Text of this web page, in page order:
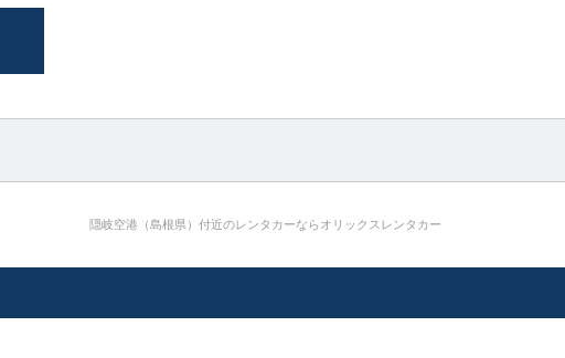
隠岐空港（島根県）付近のレンタカーならオリックスレンタカー